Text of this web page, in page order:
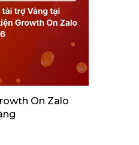
On Zalo